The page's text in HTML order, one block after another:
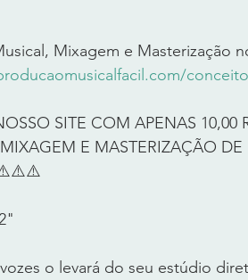
Mixagem e Masterização
SITE COM APENAS 10,00
E MASTERIZAÇÃO DE
⚠️⚠️⚠️
o levará do seu estúdio